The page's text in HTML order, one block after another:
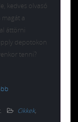
kedves olvasó
a
áttörni
depotokon
tenni?
. Cikkek,